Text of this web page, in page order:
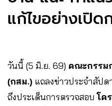
แก้ไขอย่างเปิด
วันนี้ (5 มิ.ย. 69) คณะกรรม
(กสม.) แถลงข่าวประจำสัป
ถึงประเด็นการตรวจสอบ โค